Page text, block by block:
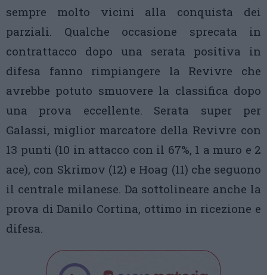
sempre molto vicini alla conquista dei
parziali. Qualche occasione sprecata in
contrattacco dopo una serata positiva in
difesa fanno rimpiangere la Revivre che
avrebbe potuto smuovere la classifica dopo
una prova eccellente. Serata super per
Galassi, miglior marcatore della Revivre con
13 punti (10 in attacco con il 67%, 1 a muro e 2
ace), con Skrimov (12) e Hoag (11) che seguono
il centrale milanese. Da sottolineare anche la
prova di Danilo Cortina, ottimo in ricezione e
difesa.